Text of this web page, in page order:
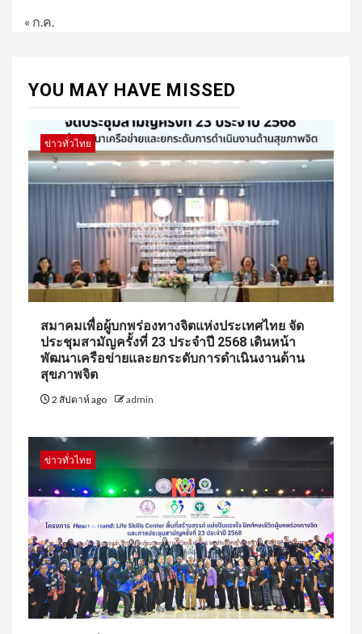
« ก.ค.
YOU MAY HAVE MISSED
ข่าวทั่วไทย
สมาคมเพื่อผู้บกพร่องทางจิตแห่งประเทศไทย จัด
ประชุมสามัญครั้งที่ 23 ประจำปี 2568 เดินหน้า
พัฒนาเครือข่ายและยกระดับการดำเนินงานด้าน
สุขภาพจิต
2 สัปดาห์ ago admin
ข่าวทั่วไทย